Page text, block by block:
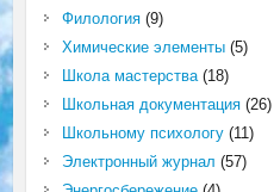
Филология(9)
Химические элементы(5)
Школа мастерства(18)
Школьная документация(26)
Школьному психологу(11)
Электронный журнал (57)